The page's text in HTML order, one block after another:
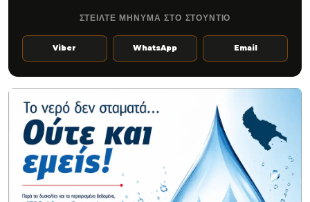
ΣΤΕΙΛΤΕ ΜΗΝΥΜΑ ΣΤΟ ΣΤΟΥΝΤΙΟ
Viber WhatsApp Email